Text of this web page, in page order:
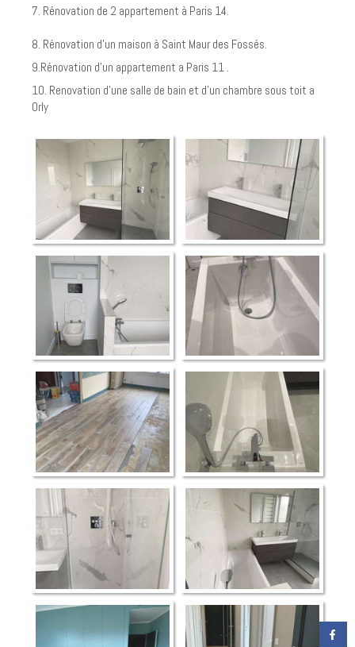
7. Rénovation de 2 appartement à Paris 14.
8. Rénovation d'un maison à Saint Maur des Fossés.
9.Rénovation d'un appartement a Paris 11 .
10. Renovation d'une salle de bain et d'un chambre sous toit a
Orly